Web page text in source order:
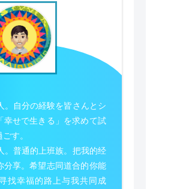
。自分の経験を皆さんとシ
幸せで生きる」を求めて試
す。
。普通的上班族。把我的经
分享。希望志同道合的你能
找幸福的路上与我共同成